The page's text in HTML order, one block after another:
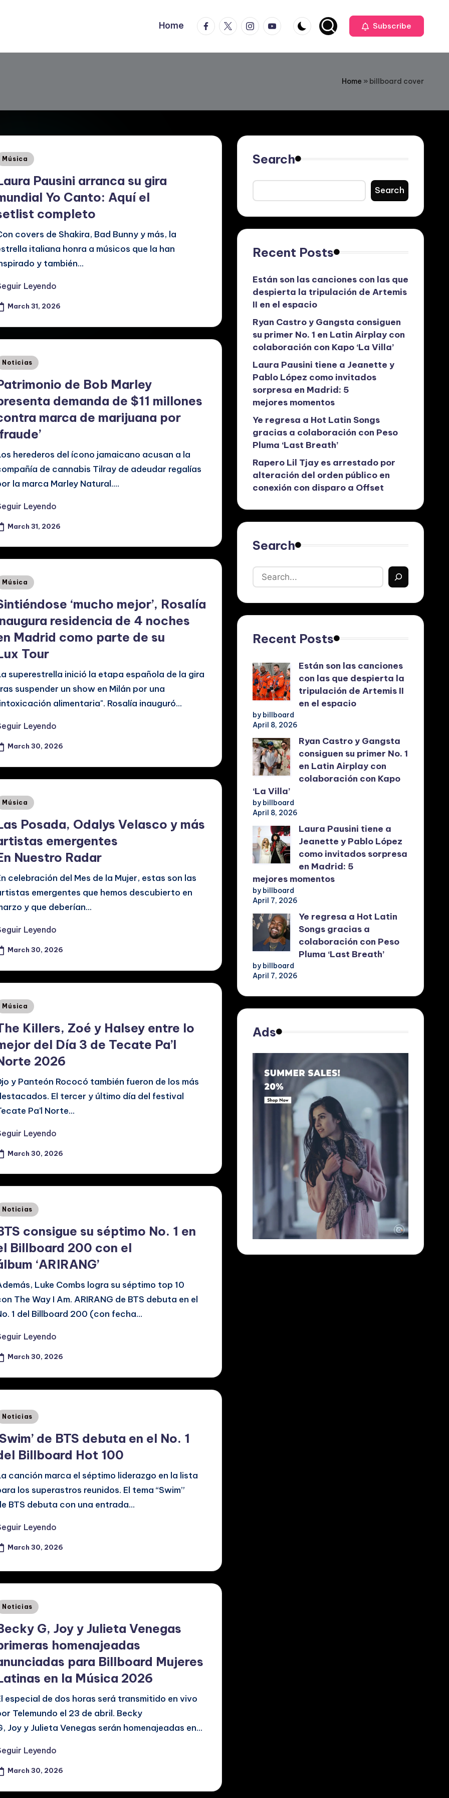
Home Facebook
TwitterInstagram
Youtube Subscribe
Home » billboard cover
Música
Pausini arranca su gira
Yo Canto: Aquí el
completo
covers de Shakira, Bad Bunny y más, la
italiana honra a músicos que la han
y también…
Leyendo
March 31, 2026
Noticias
de Bob Marley
demanda de $11 millones
marca de marijuana por
herederos del ícono jamaicano acusan a la
de cannabis Tilray de adeudar regalías
la marca Marley Natural.…
Leyendo
March 31, 2026
Música
‘mucho mejor’, Rosalía
residencia de 4 noches
Madrid como parte de su
Tour
superestrella inició la etapa española de la gira
suspender un show en Milán por una
alimentaria". Rosalía inauguró…
Leyendo
March 30, 2026
Música
Posada, Odalys Velasco y más
emergentes
Nuestro Radar
celebración del Mes de la Mujer, estas son las
emergentes que hemos descubierto en
y que deberían…
Leyendo
March 30, 2026
Música
Killers, Zoé y Halsey entre lo
del Día 3 de Tecate Pa’l
2026
y Panteón Rococó también fueron de los más
El tercer y último día del festival
Pa’l Norte…
Leyendo
March 30, 2026
Noticias
consigue su séptimo No. 1 en
Billboard 200 con el
‘ARIRANG’
Luke Combs logra su séptimo top 10
The Way I Am. ARIRANG de BTS debuta en el
1 del Billboard 200 (con fecha…
Leyendo
March 30, 2026
Noticias
de BTS debuta en el No. 1
Billboard Hot 100
canción marca el séptimo liderazgo en la lista
los superastros reunidos. El tema “Swim”
BTS debuta con una entrada…
Leyendo
March 30, 2026
Noticias
G, Joy y Julieta Venegas
homenajeadas
para Billboard Mujeres
en la Música 2026
especial de dos horas será transmitido en vivo
Telemundo el 23 de abril. Becky
Joy y Julieta Venegas serán homenajeadas en…
Leyendo
March 30, 2026
Search
Search
Recent Posts
Están son las canciones con las que
despierta la tripulación de Artemis
II en el espacio
Ryan Castro y Gangsta consiguen
su primer No. 1 en Latin Airplay con
colaboración con Kapo ‘La Villa’
Laura Pausini tiene a Jeanette y
Pablo López como invitados
sorpresa en Madrid: 5
mejores momentos
Ye regresa a Hot Latin Songs
gracias a colaboración con Peso
Pluma ‘Last Breath’
Rapero Lil Tjay es arrestado por
alteración del orden público en
conexión con disparo a Offset
Search
Recent Posts
Están son las canciones
con las que despierta la
tripulación de Artemis II
en el espacio
by billboard
April 8, 2026
Ryan Castro y Gangsta
consiguen su primer No. 1
en Latin Airplay con
colaboración con Kapo
‘La Villa’
by billboard
April 8, 2026
Laura Pausini tiene a
Jeanette y Pablo López
como invitados sorpresa
en Madrid: 5
mejores momentos
by billboard
April 7, 2026
Ye regresa a Hot Latin
Songs gracias a
colaboración con Peso
Pluma ‘Last Breath’
by billboard
April 7, 2026
Ads